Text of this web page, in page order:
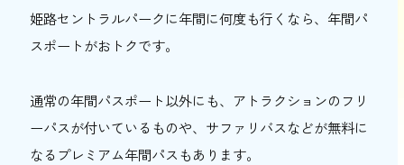
姫路セントラルパークに年間に何度も行くなら、年間パ
スポートがおトクです。
通常の年間パスポート以外にも、アトラクションのフリ
ーパスが付いているものや、サファリバスなどが無料に
なるプレミアム年間パスもあります。